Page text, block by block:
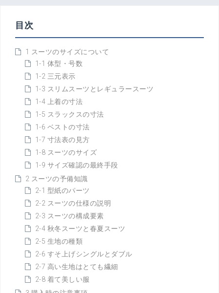
目次
1 スーツのサイズについて
1-1 体型・号数
1-2 三元表示
1-3 スリムスーツとレギュラースーツ
1-4 上着の寸法
1-5 スラックスの寸法
1-6 ベストの寸法
1-7 寸法表の見方
1-8 スーツのサイズ
1-9 サイズ確認の最終手段
2 スーツの予備知識
2-1 型紙のパーツ
2-2 スーツの仕様の説明
2-3 スーツの構成要素
2-4 秋冬スーツと春夏スーツ
2-5 生地の種類
2-6 すそ上げシングルとダブル
2-7 高い生地はとても繊細
2-8 着て美しい服